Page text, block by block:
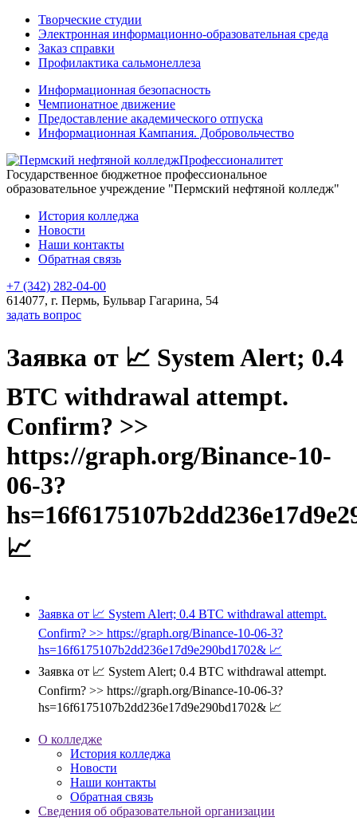
Творческие студии
Электронная информационно-образовательная среда
Заказ справки
Профилактика сальмонеллеза
Информационная безопасность
Чемпионатное движение
Предоставление академического отпуска
Информационная Кампания. Добровольчество
Профессионалитет
Государственное бюджетное профессиональное
образовательное учреждение "Пермский нефтяной колледж"
История колледжа
Новости
Наши контакты
Обратная связь
+7 (342) 282-04-00
614077, г. Пермь, Бульвар Гагарина, 54
задать вопрос
Заявка от 📈 System Alert; 0.4
BTC withdrawal attempt.
Confirm? >>
https://graph.org/Binance-10-
06-3?
📈
Заявка от 📈 System Alert; 0.4 BTC withdrawal attempt.
Confirm? >> https://graph.org/Binance-10-06-3?
hs=16f6175107b2dd236e17d9e290bd1702& 📈
Заявка от 📈 System Alert; 0.4 BTC withdrawal attempt.
Confirm? >> https://graph.org/Binance-10-06-3?
hs=16f6175107b2dd236e17d9e290bd1702& 📈
О колледже
История колледжа
Новости
Наши контакты
Обратная связь
Сведения об образовательной организации